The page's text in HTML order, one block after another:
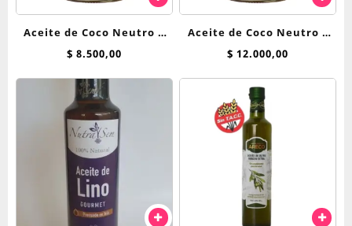
Aceite de Coco Neutro –
Entrenuts 360 grs
$ 8.500,00
Aceite de Coco Neutro –
Entrenuts 500 gs
$ 12.000,00